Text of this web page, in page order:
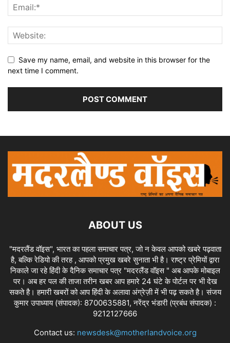
Save my name, email, and website in this browser for the
next time I comment.
ABOUT US
"मदरलैंड वॉइस", भारत का पहला समाचार पत्र, जो न केवल आपको खबरे पढ़वाता
है, बल्कि रेडियो की तरह , आपको प्रमुख खबरे सुनाता भी है। राष्ट्र प्रेमियों द्वारा
निकाले जा रहे हिंदी के दैनिक समाचार पत्र "मदरलैंड वॉइस " अब आपके मोबाइल
पर। अब हर पल की ताजा तरीन खबर आप हमारे 24 घंटे के पोर्टल पर भी देख
सकते है। हमारी खबरों को आप हिंदी के अलावा अंग्रेज़ी में भी पढ़ सकते है। संजय
कुमार उपाध्याय (संपादक): 8700635881, नरेंद्र भंडारी (प्रबंध संपादक) :
9212127666
Contact us: newsdesk@motherlandvoice.org